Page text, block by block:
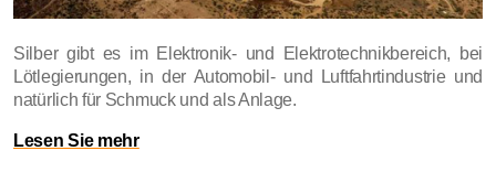
Silber gibt es im Elektronik- und Elektrotechnikbereich, bei
Lötlegierungen, in der Automobil- und Luftfahrtindustrie und
natürlich für Schmuck und als Anlage.
Lesen Sie mehr